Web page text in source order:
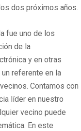
dos próximos años.
fue uno de los
de la
y en otras
referente en la
Contamos con
líder en nuestro
vecino puede
En este